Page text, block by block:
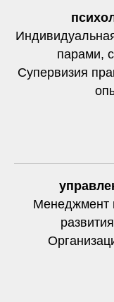
парами,
Супервизия
Менеджмент